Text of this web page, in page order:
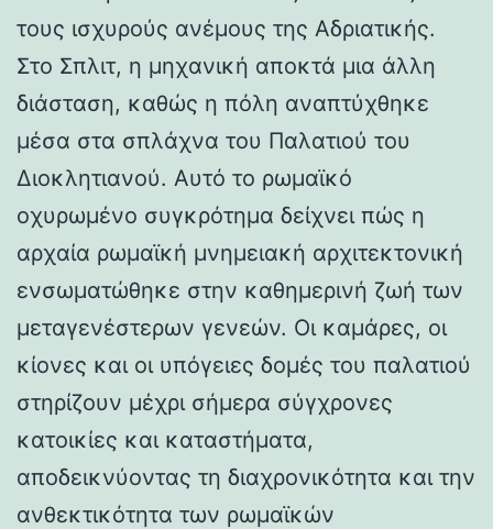
τους ισχυρούς ανέμους της Αδριατικής.
Στο Σπλιτ, η μηχανική αποκτά μια άλλη
διάσταση, καθώς η πόλη αναπτύχθηκε
μέσα στα σπλάχνα του Παλατιού του
Διοκλητιανού. Αυτό το ρωμαϊκό
οχυρωμένο συγκρότημα δείχνει πώς η
αρχαία ρωμαϊκή μνημειακή αρχιτεκτονική
ενσωματώθηκε στην καθημερινή ζωή των
μεταγενέστερων γενεών. Οι καμάρες, οι
κίονες και οι υπόγειες δομές του παλατιού
στηρίζουν μέχρι σήμερα σύγχρονες
κατοικίες και καταστήματα,
αποδεικνύοντας τη διαχρονικότητα και την
ανθεκτικότητα των ρωμαϊκών